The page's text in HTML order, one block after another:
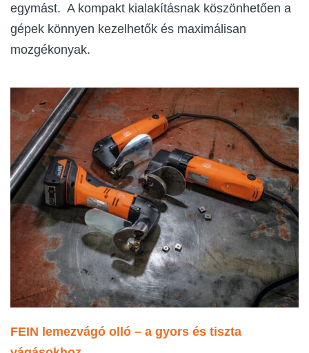
egymást. A kompakt kialakításnak köszönhetően a
gépek könnyen kezelhetők és maximálisan
mozgékonyak.
FEIN lemezvágó olló – a gyors és tiszta